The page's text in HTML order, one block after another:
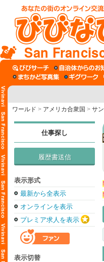
San
ワールド > アメリカ合衆国 > サ
仕事探し
履歴書送信
表示形式
最新から全表示
オンラインを表示
プレミア求人を表示
表示切替